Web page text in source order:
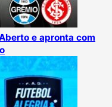
e apronta com